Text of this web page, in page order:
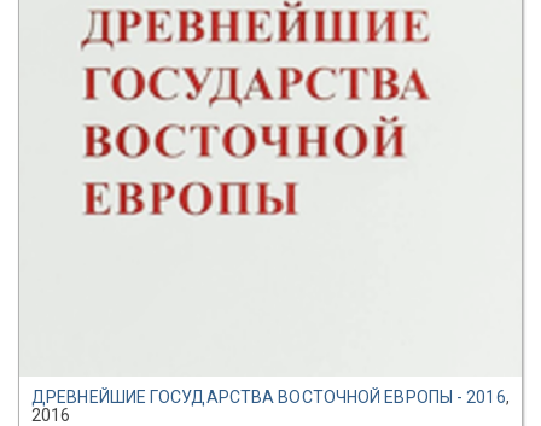
ДРЕВНЕЙШИЕ ГОСУДАРСТВА ВОСТОЧНОЙ ЕВРОПЫ - 2016,
2016